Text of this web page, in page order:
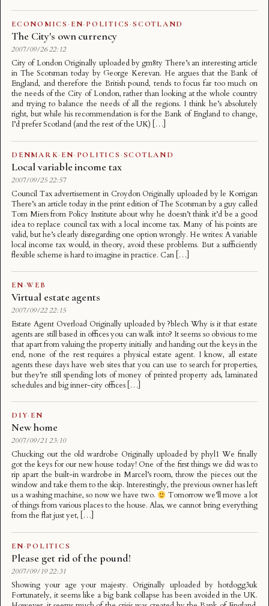
ECONOMICS · EN· POLITICS ·SCOTLAND
The City's own currency
2007/09/26 22:12
City of London Originally uploaded by gm8ty There’s an interesting article
in The Scotsman today by George Kerevan. He argues that the Bank of
England, and therefore the British pound, tends to focus far too much on
the needs of the City of London, rather than looking at the whole country
and trying to balance the needs of all the regions. I think he’s absolutely
right, but while his recommendation is for the Bank of England to change,
I’d prefer Scotland (and the rest of the UK) […]
DENMARK· EN· POLITICS ·SCOTLAND
Local variable income tax
2007/09/25 22:57
Council Tax advertisement in Croydon Originally uploaded by le Korrigan
There’s an article today in the print edition of The Scotsman by a guy called
Tom Miers from Policy Institute about why he doesn’t think it’d be a good
idea to replace council tax with a local income tax. Many of his points are
valid, but he’s clearly disregarding one option wrongly. He writes: A variable
local income tax would, in theory, avoid these problems. But a sufficiently
flexible scheme is hard to imagine in practice. Can […]
EN·WEB
Virtual estate agents
2007/09/22 22:15
Estate Agent Overload Originally uploaded by ?blech Why is it that estate
agents are still based in offices you can walk into? It seems so obvious to me
that apart from valuing the property initially and handing out the keys in the
end, none of the rest requires a physical estate agent. I know, all estate
agents these days have web sites that you can use to search for properties,
but they’re still spending lots of money of printed property ads, laminated
schedules and big inner-city offices […]
DIY· EN
New home
2007/09/21 23:10
Chucking out the old wardrobe Originally uploaded by phyl1 We finally
got the keys for our new house today! One of the first things we did was to
rip apart the built-in wardrobe in Marcel’s room, throw the pieces out the
window and take them to the skip. Interestingly, the previous owner has left
us a washing machine, so now we have two.
Tomorrow we’ll move a lot
of things from various places to the house. Alas, we cannot bring everything
from the flat just yet, […]
EN·POLITICS
Please get rid of the pound!
2007/09/19 22:31
Showing your age your majesty. Originally uploaded by hotdogg3uk
Fortunately, it seems like a big bank collapse has been avoided in the UK.